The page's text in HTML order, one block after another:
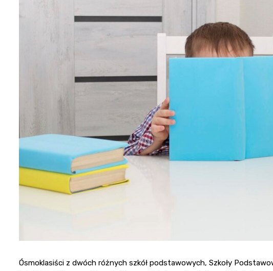
Ósmoklasiści z dwóch różnych szkół podstawowych, Szkoły